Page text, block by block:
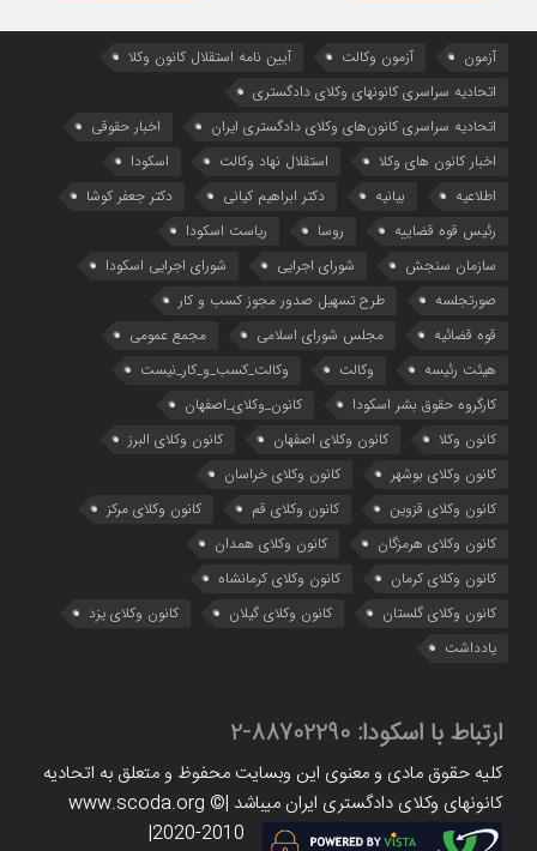
آزمون آزمون وکالت
آیین ‌نامه استقلال کانون وکلا
اتحادیه سراسری کانونهای وکلای دادگستری
اتحادیه سراسری کانون‌های وکلای دادگستری ایران
اخبار حقوقی
اخبار کانون های وکلا
استقلال نهاد وکالت
اسکودا
اطلاعیه
بیانیه دکتر ابراهیم کیانی
دکتر جعفر کوشا
رئیس قوه قضاییه
روسا
ریاست اسکودا
سازمان سنجش
شورای اجرایی
شورای اجرایی اسکودا
صورتجلسه
طرح تسهیل صدور مجوز کسب و کار
قوه قضائیه
مجلس شورای اسلامی
مجمع عمومی
هیئت رئیسه
وکالت
وکالت_کسب_و_کار_نیست
کارگروه حقوق بشر اسکودا
کانون_وکلای_اصفهان
کانون وکلا
کانون وکلای اصفهان
کانون وکلای البرز
کانون وکلای بوشهر
کانون وکلای خراسان
کانون وکلای قزوین
کانون وکلای قم
کانون وکلای مرکز
کانون وکلای هرمزگان
کانون وکلای همدان
کانون وکلای کرمان
کانون وکلای کرمانشاه
کانون وکلای گلستان
کانون وکلای گیلان
کانون وکلای یزد
یادداشت
ارتباط با اسکودا: 88702290-2
کلیه حقوق مادی و معنوی این وبسایت محفوظ و متعلق به اتحادیه
کانونهای وکلای دادگستری ایران میباشد |www.scoda.org ©
2020-2010|